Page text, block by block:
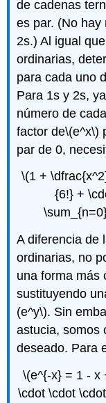
de cadenas
es par. (No
2s.) Al igual
ordinarias,
para cada uno
Para 1s y 2s,
número de
factor de\(e^x\)
par de 0,
\(1 +
{6!} +
A diferencia de
ordinarias, no
una forma más
sustituyendo
(e^y\). Sin
astucia, somos
deseado. Para
\(e^{-x} = 1 - x
\cdot \cdot